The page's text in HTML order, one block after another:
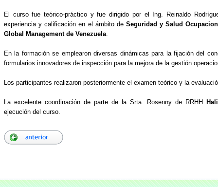
El curso fue teórico-práctico y fue dirigido por el Ing. Reinaldo
experiencia y calificación en el ámbito de Seguridad y Salud
Global Management de Venezuela
En la formación se emplearon diversas dinámicas para la fijación del
formularios innovadores de inspección para la mejora de la gestión
Los participantes realizaron posteriormente el examen teórico y la
La excelente coordinación de parte de la Srta. Rosenny de RRHH
ejecución del curso.